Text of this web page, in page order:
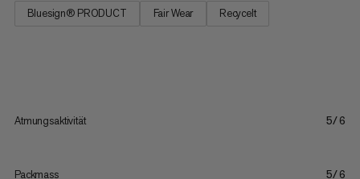
Bluesign® PRODUCT Fair Wear Recycelt
Atmungsaktivität 5/6
Packmass 5/6